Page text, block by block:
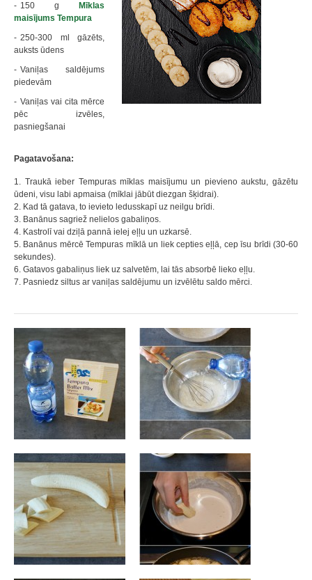
150 g
Mīklas
maisījums Tempura
250-300 ml gāzēts,
auksts ūdens
Vaniļas saldējums
piedevām
Vaniļas vai cita mērce
pēc izvēles,
pasniegšanai
Pagatavošana:
1. Traukā ieber Tempuras mīklas maisījumu un pievieno aukstu, gāzētu
ūdeni, visu labi apmaisa (mīklai jābūt diezgan šķidrai).
2. Kad tā gatava, to ievieto ledusskapī uz neilgu brīdi.
3. Banānus sagriež nelielos gabaliņos.
4. Kastrolī vai dziļā pannā ielej eļļu un uzkarsē.
5. Banānus mērcē Tempuras mīklā un liek cepties eļļā, cep īsu brīdi (30-60
sekundes).
6. Gatavos gabaliņus liek uz salvetēm, lai tās absorbē lieko eļļu.
7. Pasniedz siltus ar vaniļas saldējumu un izvēlētu saldo mērci.